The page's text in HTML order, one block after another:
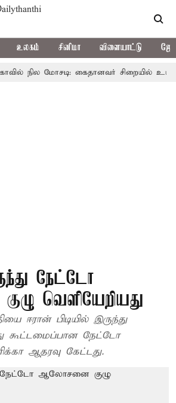
உலகம் சினிமா விளையாட்டு
மோசடி: கைதானவர் சிறையில் உயிரிழப்பு
நேட்டோ
வெளியேறியது
ஈரான் பிடியில் இருந்து
கூட்டமைப்பான நேட்டோ
ஆதரவு கேட்டது.